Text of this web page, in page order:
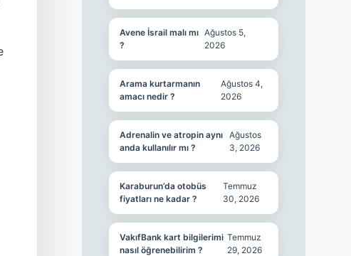
Avene İsrail malı mı
?
Ağustos 5,
2026
Arama kurtarmanın
amacı nedir ?
Ağustos 4,
2026
Adrenalin ve atropin aynı
anda kullanılır mı ?
Ağustos
3, 2026
Karaburun’da otobüs
fiyatları ne kadar ?
Temmuz
30, 2026
VakıfBank kart bilgilerimi
nasıl öğrenebilirim ?
Temmuz
29, 2026